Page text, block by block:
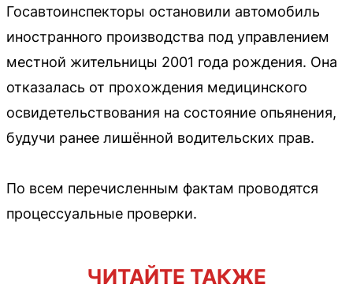
Госавтоинспекторы остановили автомобиль
иностранного производства под управлением
местной жительницы 2001 года рождения. Она
отказалась от прохождения медицинского
освидетельствования на состояние опьянения,
будучи ранее лишённой водительских прав.
По всем перечисленным фактам проводятся
процессуальные проверки.
ЧИТАЙТЕ ТАКЖЕ